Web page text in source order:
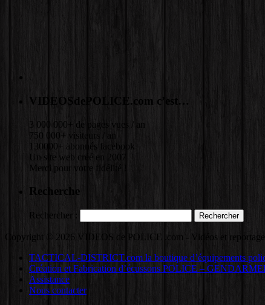
VIDEOSdePOLICE.com c’est…
3 000 000+ de pages vues / an
750 000+ visiteurs / an
130000+ abonnés facebook
Un site web créé en 2007
Merci pour votre fidélité !
Recherche
Rechercher :
Copyright © 2026 VIDEOS de POLICE .com - Vidéos et
TACTICAL-DISTRICT.com la boutique d’équipements
Création et Fabrication d’écussons POLICE –
Assistance
Nous contacter